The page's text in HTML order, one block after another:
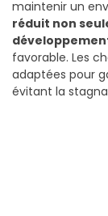
maintenir un
réduit non
favorable. Les
adaptées pour
évitant la